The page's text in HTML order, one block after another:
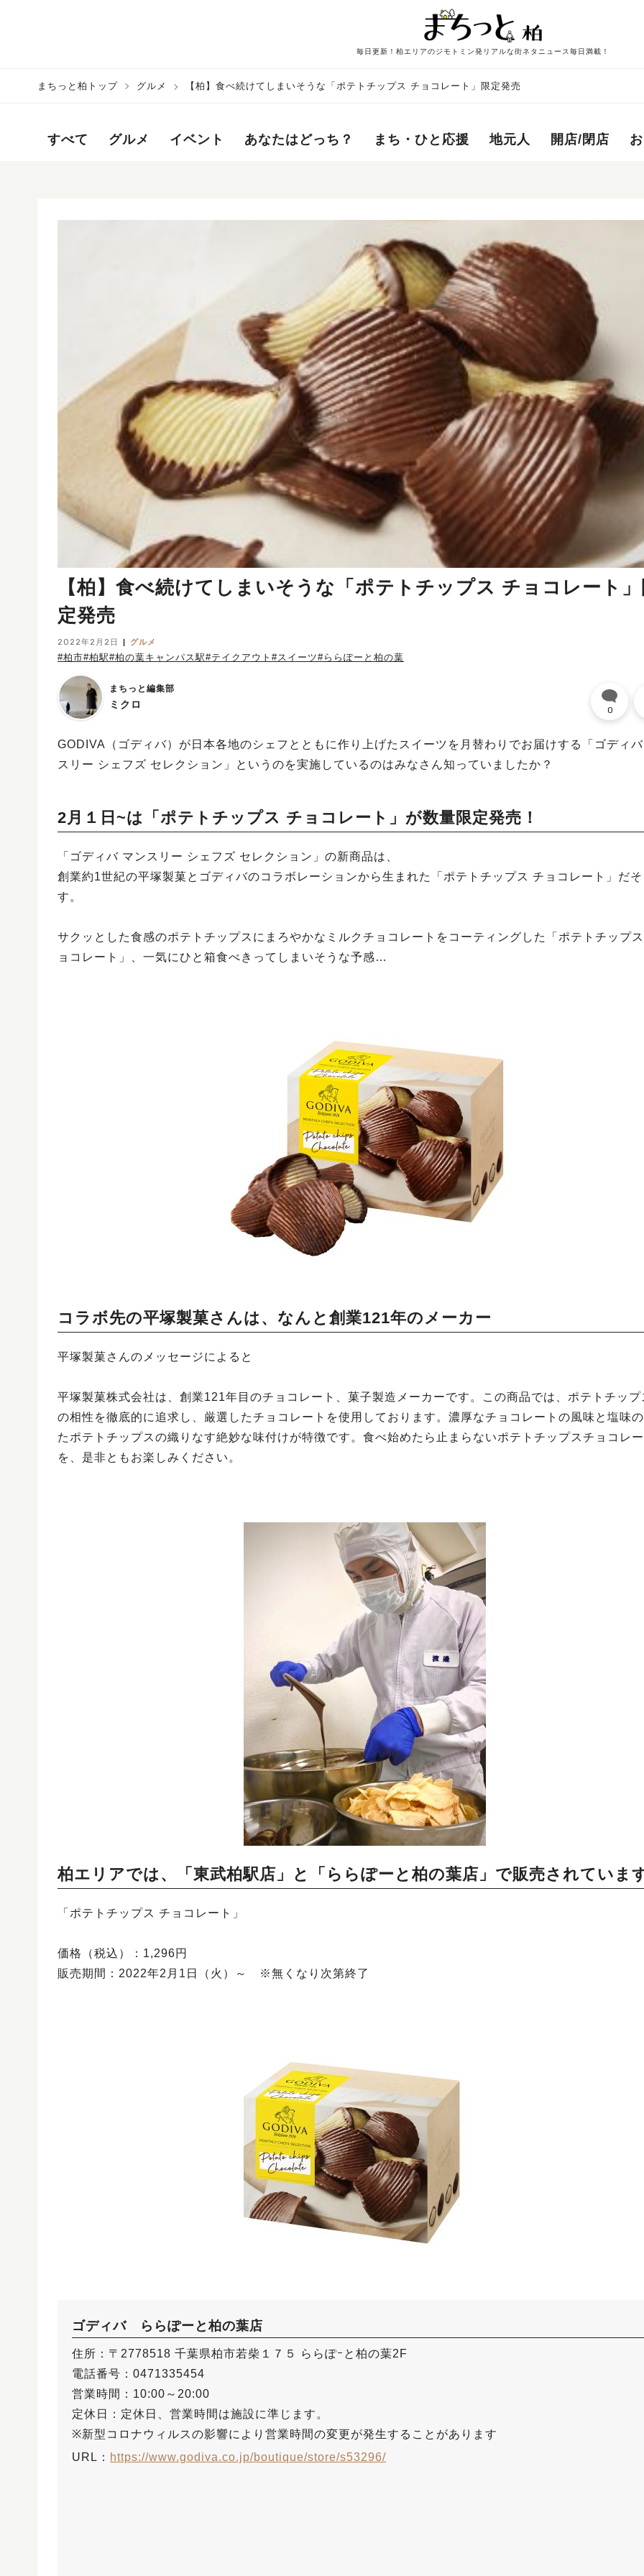
毎日更新！柏エリアのジモトミン発リアルな街ネタニュース毎日満載！
まちっと柏トップ グルメ 【柏】食べ続けてしまいそうな「ポテトチップス チョコレート」限定発売
すべて グルメ イベント あなたはどっち？ まち・ひと応援 地元人 開店/閉店
【柏】食べ続けてしまいそうな「ポテトチップス チョコレート
定発売
2022年2月2日 グルメ
#柏市#柏駅#柏の葉キャンパス駅#テイクアウト #スイーツ#ららぽーと柏の葉
まちっと編集部
ミクロ 0
GODIVA（ゴディバ）が日本各地のシェフとともに作り上げたスイーツを月替わりでお届けする「ゴディ
スリー シェフズ セレクション」というのを実施しているのはみなさん知っていましたか？
2月１日~は「ポテトチップス チョコレート」が数量限定発売！
「ゴディバ マンスリー シェフズ セレクション」の新商品は、
創業約1世紀の平塚製菓とゴディバのコラボレーションから生まれた「ポテトチップス チョコレート」だ
す。
サクッとした食感のポテトチップスにまろやかなミルクチョコレートをコーティングした「ポテトチップ
ョコレート」、一気にひと箱食べきってしまいそうな予感…
コラボ先の平塚製菓さんは、なんと創業121年のメーカー
平塚製菓さんのメッセージによると
平塚製菓株式会社は、創業121年目のチョコレート、菓子製造メーカーです。この商品では、ポテトチップ
の相性を徹底的に追求し、厳選したチョコレートを使用しております。濃厚なチョコレートの風味と塩味
たポテトチップスの織りなす絶妙な味付けが特徴です。食べ始めたら止まらないポテトチップスチョコレ
を、是非ともお楽しみください。
柏エリアでは、「東武柏駅店」と「ららぽーと柏の葉店」で販売されていま
「ポテトチップス チョコレート」
価格（税込）：1,296円
販売期間：2022年2月1日（火）～ ※無くなり次第終了
ゴディバ ららぽーと柏の葉店
住所：〒2778518 千葉県柏市若柴１７５ ららぽｰと柏の葉2F
電話番号：0471335454
営業時間：10:00～20:00
定休日：定休日、営業時間は施設に準じます。
※新型コロナウィルスの影響により営業時間の変更が発生することがあります
URL： https://www.godiva.co.jp/boutique/store/s53296/